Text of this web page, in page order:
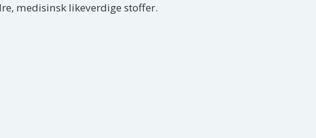
medisinsk likeverdige stoffer.